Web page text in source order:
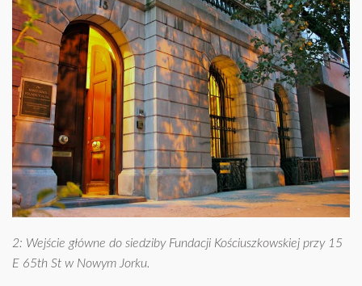
2: Wejście główne do siedziby Fundacji Kościuszkowskiej przy 15
E 65th St w Nowym Jorku.